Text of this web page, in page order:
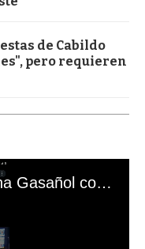
de Cabildo
pero requieren
El mal momento de Yanina Gasañol con un hincha argentino en "Subrayado"